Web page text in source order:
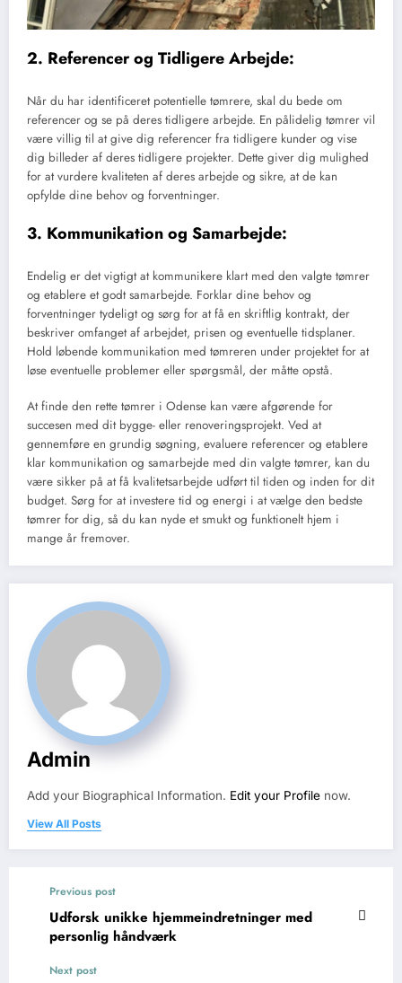
2. Referencer og Tidligere Arbejde:
Når du har identificeret potentielle tømrere, skal du bede om
referencer og se på deres tidligere arbejde. En pålidelig tømrer vil
være villig til at give dig referencer fra tidligere kunder og vise
dig billeder af deres tidligere projekter. Dette giver dig mulighed
for at vurdere kvaliteten af deres arbejde og sikre, at de kan
opfylde dine behov og forventninger.
3. Kommunikation og Samarbejde:
Endelig er det vigtigt at kommunikere klart med den valgte tømrer
og etablere et godt samarbejde. Forklar dine behov og
forventninger tydeligt og sørg for at få en skriftlig kontrakt, der
beskriver omfanget af arbejdet, prisen og eventuelle tidsplaner.
Hold løbende kommunikation med tømreren under projektet for at
løse eventuelle problemer eller spørgsmål, der måtte opstå.
At finde den rette tømrer i Odense kan være afgørende for
succesen med dit bygge- eller renoveringsprojekt. Ved at
gennemføre en grundig søgning, evaluere referencer og etablere
klar kommunikation og samarbejde med din valgte tømrer, kan du
være sikker på at få kvalitetsarbejde udført til tiden og inden for dit
budget. Sørg for at investere tid og energi i at vælge den bedste
tømrer for dig, så du kan nyde et smukt og funktionelt hjem i
mange år fremover.
Admin
Add your Biographical Information. Edit your Profile now.
View All Posts
Previous post
Udforsk unikke hjemmeindretninger med
personlig håndværk
Next post